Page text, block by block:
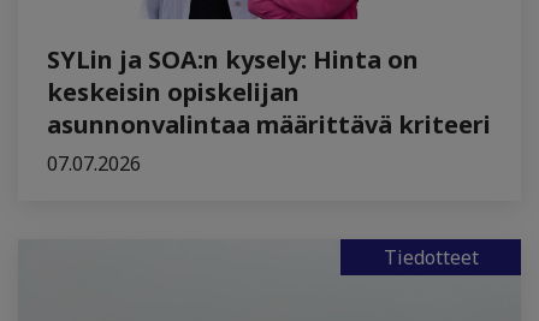
SYLin ja SOA:n kysely: Hinta on
keskeisin opiskelijan
asunnonvalintaa määrittävä kriteeri
07.07.2026
Tiedotteet